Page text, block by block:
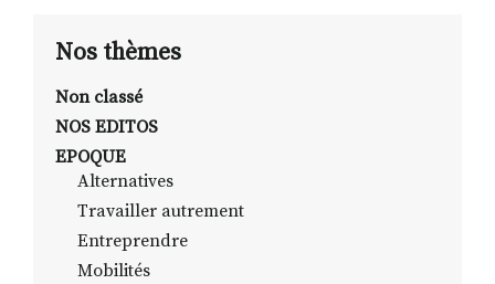
ALTER STRADA
ROSÉE DE MAI
RECHERCHER
Nos thèmes
Non classé
NOS EDITOS
EPOQUE
Alternatives
Travailler autrement
Entreprendre
Mobilités